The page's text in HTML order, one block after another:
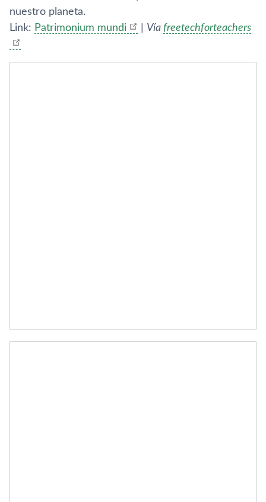
nuestro planeta.
Link: Patrimonium mundi Ví­a freetechforteachers